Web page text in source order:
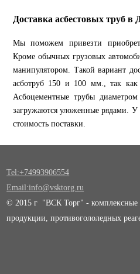
Доставка асбестовых труб в
Мы поможем привезти
Кроме обычных грузовых
манипулятором. Такой вариант
асботруб 150 и 100 мм., так как
Асбоцементные трубы
загружаются уложенные рядами.
стоимость поставки.
Tel:+74993906554
Email:info@vsktorg.ru
© 2015 г "ВСК Торг" - комплексные
продукции, противогололедных